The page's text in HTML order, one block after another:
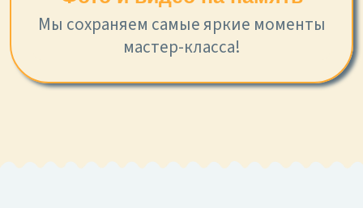
Мы сохраняем самые яркие моменты
мастер-класса!